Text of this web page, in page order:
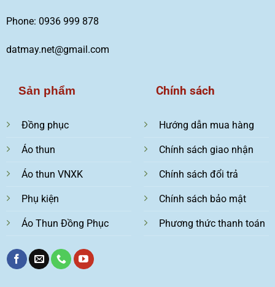
Phone: 0936 999 878
datmay.net@gmail.com
Sản phẩm
Đồng phục
Áo thun
Áo thun VNXK
Phụ kiện
Áo Thun Đồng Phục
Chính sách
Hướng dẫn mua hàng
Chính sách giao nhận
Chính sách đổi trả
Chính sách bảo mật
Phương thức thanh toán